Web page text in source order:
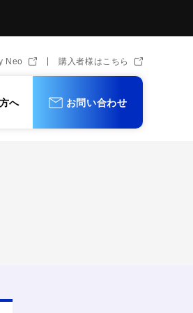
Neo 購入者様はこちら
へ お問い合わせ